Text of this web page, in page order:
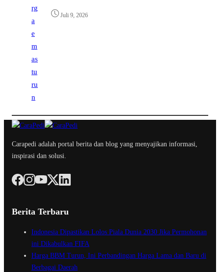
Juli 9, 2026
Carapedi adalah portal berita dan blog yang menyajikan informasi,
inspirasi dan solusi.
Berita Terbaru
Indonesia Dipastikan Lolos Piala Dunia 2030 Jika Permohonan
ini Dikabulkan FIFA
Harga BBM Turun, Ini Perbandingan Harga Lama dan Baru di
Berbagai Daerah